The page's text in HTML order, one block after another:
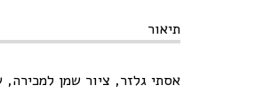
תיאור
אסתי גלזר, ציור שמן למכירה,